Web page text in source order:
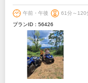
午前・午後 61分～120
プランID：56426